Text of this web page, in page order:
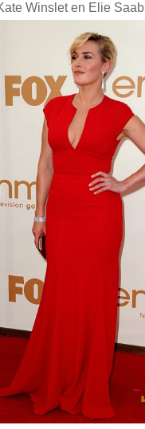
Winslet en Elie Saab